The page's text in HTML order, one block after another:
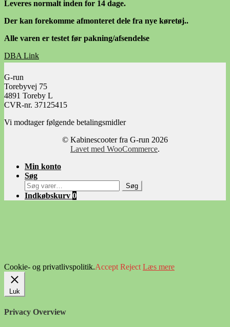
Leveres normalt inden for 14 dage.
Der kan forekomme afmonteret dele fra nye køretøj..
Alle varen er testet før pakning/afsendelse
DBA Link
Facebook Link
G-run
Torebyvej 75
4891 Toreby L
CVR-nr. 37125415
Vi modtager følgende betalingsmidler
© Kabinescooter fra G-run 2026
Lavet med WooCommerce.
Min konto
Søg
Søg
efter:
Søg
Indkøbskurv 0
Cookie- og privatlivspolitik.Accept Reject Læs mere
Luk
Privacy Overview